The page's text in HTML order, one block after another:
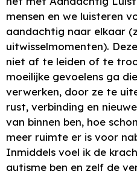
mensen en we luisteren
aandachtig naar elkaar
uitwisselmomenten).
niet af te leiden of te
moeilijke gevoelens ga
verwerken, door ze te
rust, verbinding en
van binnen ben, hoe
meer ruimte er is voor
Inmiddels voel ik de
autisme ben en zelf de